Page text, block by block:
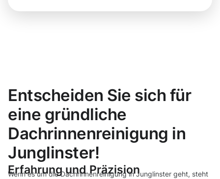
Entscheiden Sie sich für
eine gründliche
Dachrinnenreinigung in
Junglinster!
Erfahrung und Präzision
Wenn es um die Dachrinnenreinigung in Junglinster geht, steht